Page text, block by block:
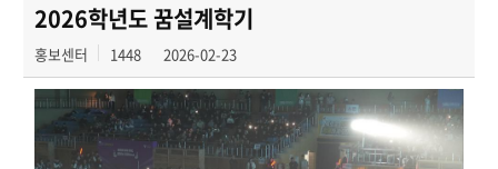
2026학년도 꿈설계학기
홍보센터 1448 2026-02-23